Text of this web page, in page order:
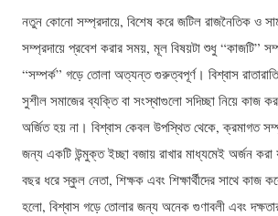
নতুন কোনো সম্প্রদায়ে, বিশেষ করে জটিল রাজনৈতিক ও
সম্প্রদায়ে প্রবেশ করার সময়, মূল বিষয়টা শুধু “কাজটি”
“সম্পর্ক” গড়ে তোলা অত্যন্ত গুরুত্বপূর্ণ। বিশ্বাস
সুশীল সমাজের ব্যক্তি বা সংস্থাগুলো সদিচ্ছা নিয়ে কাজ
অর্জিত হয় না। বিশ্বাস কেবল উপস্থিত থেকে, ক্রমাগত
জন্য একটি উন্মুক্ত ইচ্ছা বজায় রাখার মাধ্যমেই অর্জন
বছর ধরে স্কুল নেতা, শিক্ষক এবং শিক্ষার্থীদের সাথে কাজ
হলো, বিশ্বাস গড়ে তোলার জন্য অনেক গুণাবলী এবং